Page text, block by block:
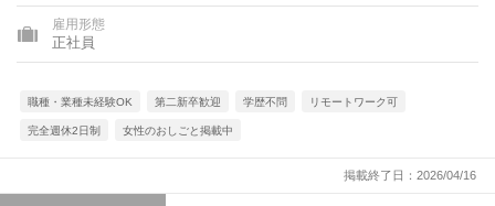
県
雇用形態
正社員
職種・業種未経験OK 第二新卒歓迎 学歴不問 リモートワーク可
完全週休2日制 女性のおしごと掲載中
掲載終了日：2026/04/16